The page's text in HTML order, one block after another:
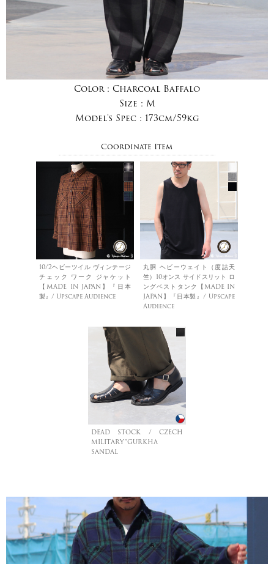
Color : Charcoal Baffalo
Size : M
Model's Spec : 173cm/59kg
Coordinate Item
10/2ヘビーツイル ヴィンテージ
チェック ワーク ジャケット
【MADE IN JAPAN】『日本
製』/ Upscape Audience
丸胴 ヘビーウェイト（度詰天
竺）10オンス サイドスリット ロ
ングベストタンク【MADE IN
JAPAN】『日本製』/ Upscape
Audience
DEAD STOCK / CZECH
MILITARY”GURKHA
SANDAL